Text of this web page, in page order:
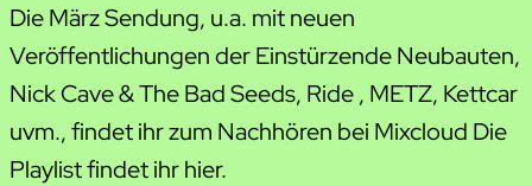
Die März Sendung, u.a. mit neuen
Veröffentlichungen der Einstürzende Neubauten,
Nick Cave & The Bad Seeds, Ride , METZ, Kettcar
uvm., findet ihr zum Nachhören bei Mixcloud Die
Playlist findet ihr hier.